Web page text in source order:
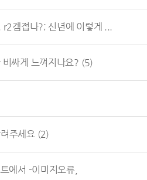
r2겜접나?; 신년에 이렇게 ...
싸게 느껴지나요? (5)
주세요 (2)
에서 -이미지오류,